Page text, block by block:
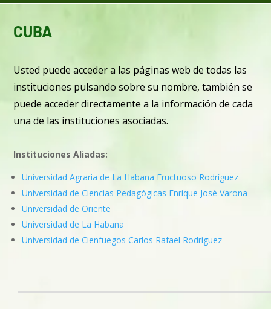
CUBA
Usted puede acceder a las páginas web de todas las
instituciones pulsando sobre su nombre, también se
puede acceder directamente a la información de cada
una de las instituciones asociadas.
Instituciones Aliadas:
Universidad Agraria de La Habana Fructuoso Rodríguez
Universidad de Ciencias Pedagógicas Enrique José Varona
Universidad de Oriente
Universidad de La Habana
Universidad de Cienfuegos Carlos Rafael Rodríguez